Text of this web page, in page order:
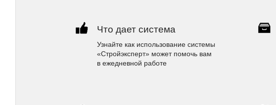
Что дает система
Узнайте как использование системы
«Стройэксперт» может помочь вам
в ежедневной работе